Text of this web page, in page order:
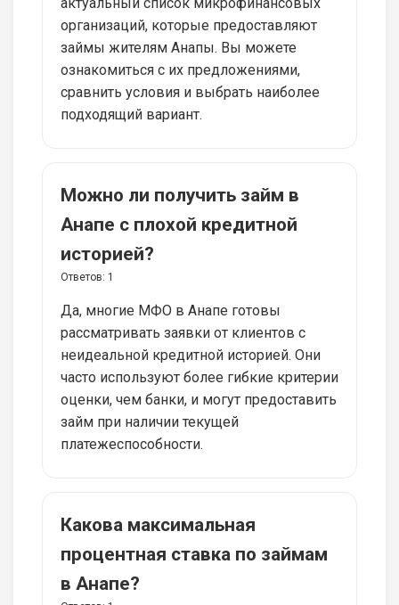
организаций, которые предоставляют
займы жителям Анапы. Вы можете
ознакомиться с их предложениями,
сравнить условия и выбрать наиболее
подходящий вариант.
Можно ли получить займ в
Анапе с плохой кредитной
историей?
Ответов: 1
Да, многие МФО в Анапе готовы
рассматривать заявки от клиентов с
неидеальной кредитной историей. Они
часто используют более гибкие критерии
оценки, чем банки, и могут предоставить
займ при наличии текущей
платежеспособности.
Какова максимальная
процентная ставка по займам
в Анапе?